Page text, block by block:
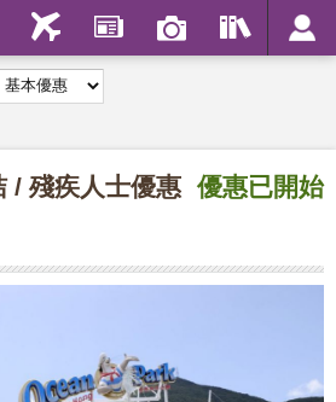
優惠已開始
/ 殘疾人士優惠